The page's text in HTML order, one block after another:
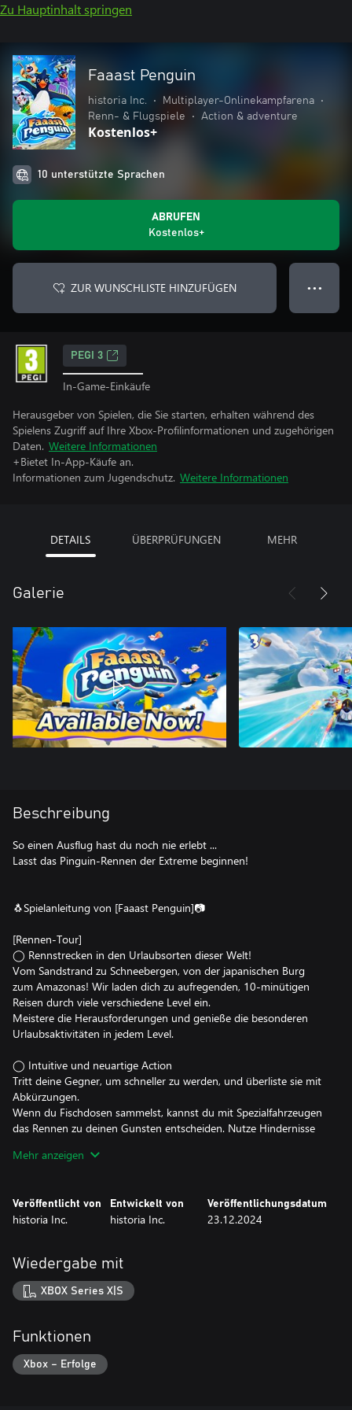
Zu Hauptinhalt springen
Faaast Penguin
historia Inc. • Multiplayer-Onlinekampfarena
•
Renn- & Flugspiele
• Action & adventure
Kostenlos+
10 unterstützte Sprachen
ABRUFEN
Kostenlos+
ZUR WUNSCHLISTE HINZUFÜGEN ● ● ●
PEGI 3
In-Game-Einkäufe
Herausgeber von Spielen, die Sie starten, erhalten während des
Spielens Zugriff auf Ihre Xbox-Profilinformationen und zugehörigen
Daten. Weitere Informationen
+Bietet In-App-Käufe an.
Informationen zum Jugendschutz. Weitere Informationen
DETAILS ÜBERPRÜFUNGEN MEHR
Galerie
Beschreibung
So einen Ausflug hast du noch nie erlebt ...
Lasst das Pinguin-Rennen der Extreme beginnen!
🐧Spielanleitung von [Faaast Penguin]📷️
[Rennen-Tour]
◯ Rennstrecken in den Urlaubsorten dieser Welt!
Vom Sandstrand zu Schneebergen, von der japanischen Burg
zum Amazonas! Wir laden dich zu aufregenden, 10-minütigen
Reisen durch viele verschiedene Level ein.
Meistere die Herausforderungen und genieße die besonderen
Urlaubsaktivitäten in jedem Level.
◯ Intuitive und neuartige Action
Tritt deine Gegner, um schneller zu werden, und überliste sie mit
Abkürzungen.
Wenn du Fischdosen sammelst, kannst du mit Spezialfahrzeugen
das Rennen zu deinen Gunsten entscheiden. Nutze Hindernisse
dem Ausscheide-Prinzip ab.
Je schneller du jede Strecke abschließt, desto mehr Punkte
◯Und was machst du so, wenn dir langweilig ist? Ich hänge
immer mit meinen Freunden ab!
Alleine spielen? Mit Freunden spielen? Oder eine große Party
Ob Einzelspiel, 4-Spieler-Koop oder ein Massenrennen mit bis zu
Durch die Crossplay-Funktion kannst du deine Flügel überall hin
ausstrecken!
Mehr anzeigen
Veröffentlicht von
historia Inc.
Entwickelt von
historia Inc.
Veröffentlichungsdatum
23.12.2024
Wiedergabe mit
XBOX Series X|S
Funktionen
Xbox – Erfolge